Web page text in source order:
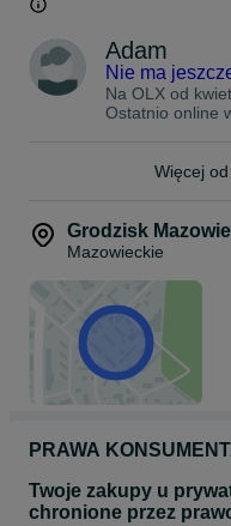
Ze względu na gabaryty i
osobisty w okolicy
Adam
Nie ma
Na OLX od
Ostatnio online
Więcej
Grodzisk
Mazowieckie
PRAWA
Twoje zakupy u
chronione przez